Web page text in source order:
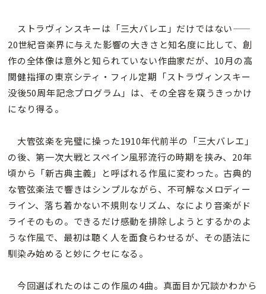
ストラヴィンスキーは「三大バレエ」だけではない——
20世紀音楽界に与えた影響の大きさと知名度に比して、創
作の全体像は意外と知られていない作曲家だが、10月の高
関健指揮の東京シティ・フィル定期「ストラヴィンスキー
没後50周年記念プログラム」は、その全容を窺うきっかけ
になり得る。
大管弦楽を完璧に操った1910年代前半の「三大バレエ」
の後、第一次大戦とスペイン風邪流行の時期を挟み、20年
頃から「新古典主義」と呼ばれる作風に変わった。古典的
な管弦楽法で響きはシンプルながら、不可解なメロディー
ライン、落ち着かない不規則なリズム、なにより音楽がド
ライそのもの。できるだけ感動を排除しようとするかのよ
うな作風で、最初は聴く人を面食らわせるが、その語法に
馴染み始めると妙にクセになる。
今回選ばれたのはこの作風の4曲。真面目か冗談かわから